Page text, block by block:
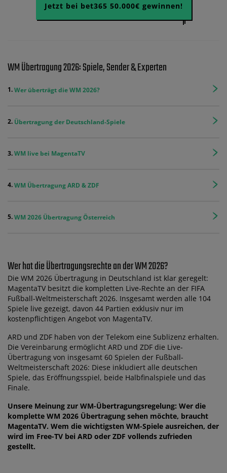
Jetzt bei bet365 50.000€ gewinnen!
WM Übertragung 2026: Spiele, Sender & Experten
Wer überträgt die WM 2026?
Übertragung der Deutschland-Spiele
WM live bei MagentaTV
WM Übertragung ARD & ZDF
WM 2026 Übertragung Österreich
Wer hat die Übertragungsrechte an der WM 2026?
Die WM 2026 Übertragung in Deutschland ist klar geregelt:
MagentaTV besitzt die kompletten Live-Rechte an der FIFA
Fußball-Weltmeisterschaft 2026. Insgesamt werden alle 104
Spiele live gezeigt, davon 44 Partien exklusiv nur im
kostenpflichtigen Angebot von MagentaTV.
ARD und ZDF haben von der Telekom eine Sublizenz erhalten.
Die Vereinbarung ermöglicht ARD und ZDF die Live-
Übertragung von insgesamt 60 Spielen der Fußball-
Weltmeisterschaft 2026: Diese inkludiert alle deutschen
Spiele, das Eröffnungsspiel, beide Halbfinalspiele und das
Finale.
Unsere Meinung zur WM-Übertragungsregelung: Wer die
komplette WM 2026 Übertragung sehen möchte, braucht
MagentaTV. Wem die wichtigsten WM-Spiele ausreichen, der
wird im Free-TV bei ARD oder ZDF vollends zufrieden
gestellt.